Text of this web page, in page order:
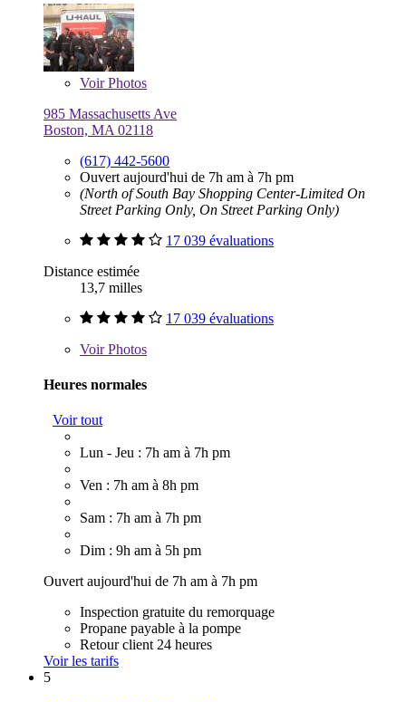
VoirPhotos
985 Massachusetts Ave
Boston, MA 02118
(617) 442-5600
Ouvert aujourd'hui de 7h am à 7h pm
(North of South Bay Shopping Center-Limited On
Street Parking Only, On Street Parking Only)
17 039 évaluations
Distance estimée
13,7 milles
17 039 évaluations
VoirPhotos
Heures normales
Voir tout
Lun - Jeu : 7h am à 7h pm
Ven : 7h am à 8h pm
Sam : 7h am à 7h pm
Dim : 9h am à 5h pm
Ouvert aujourd'hui de 7h am à 7h pm
Inspection gratuite du remorquage
Propane payable à la pompe
Retour client 24 heures
Voir les tarifs
5